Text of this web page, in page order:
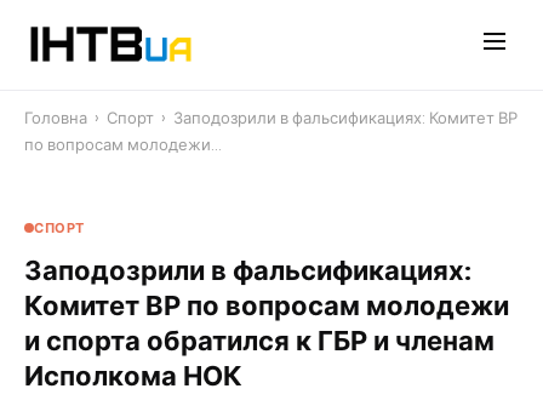
Головна › Спорт › Заподозрили в фальсификациях: Комитет ВР
по вопросам молодежи…
СПОРТ
Заподозрили в фальсификациях:
Комитет ВР по вопросам молодежи
и спорта обратился к ГБР и членам
Исполкома НОК